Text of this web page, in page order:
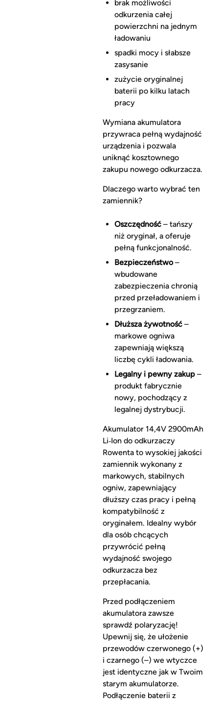
brak możliwości
odkurzenia całej
powierzchni na jednym
ładowaniu
spadki mocy i słabsze
zasysanie
zużycie oryginalnej
baterii po kilku latach
pracy
Wymiana akumulatora
przywraca pełną wydajność
urządzenia i pozwala
uniknąć kosztownego
zakupu nowego odkurzacza.
Dlaczego warto wybrać ten
zamiennik?
Oszczędność– tańszy
niż oryginał, a oferuje
pełną funkcjonalność.
Bezpieczeństwo–
wbudowane
zabezpieczenia chronią
przed przeładowaniem i
przegrzaniem.
Dłuższa żywotność–
markowe ogniwa
zapewniają większą
liczbę cykli ładowania.
Legalny i pewny zakup–
produkt fabrycznie
nowy, pochodzący z
legalnej dystrybucji.
Akumulator 14,4V 2900mAh
Li‑Ion do odkurzaczy
Rowenta to wysokiej jakości
zamiennik wykonany z
markowych, stabilnych
ogniw, zapewniający
dłuższy czas pracy i pełną
kompatybilność z
oryginałem. Idealny wybór
dla osób chcących
przywrócić pełną
wydajność swojego
odkurzacza bez
przepłacania.
Przed podłączeniem
akumulatora zawsze
sprawdź polaryzację!
Upewnij się, że ułożenie
przewodów czerwonego (+)
i czarnego (–) we wtyczce
jest identyczne jak w Twoim
starym akumulatorze.
Podłączenie baterii z